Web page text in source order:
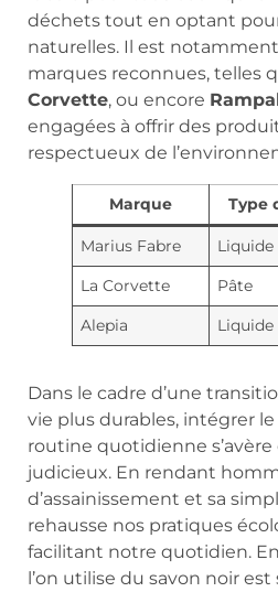
déchets tout en optant
naturelles. Il est
marques reconnues, telles
Corvette, ou encore
engagées à offrir des
respectueux de
Marque Type
Marius Fabre Liquide
La Corvette
Pâte
Alepia
Liquide
Dans le cadre d’une
vie plus durables, intégrer le
routine quotidienne
judicieux. En rendant
d’assainissement et sa
rehausse nos pratiques
facilitant notre quotidien.
l’on utilise du savon noir